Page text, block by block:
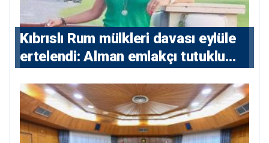
Kıbrıslı Rum mülkleri davası eylüle
ertelendi: Alman emlakçı tutuklu